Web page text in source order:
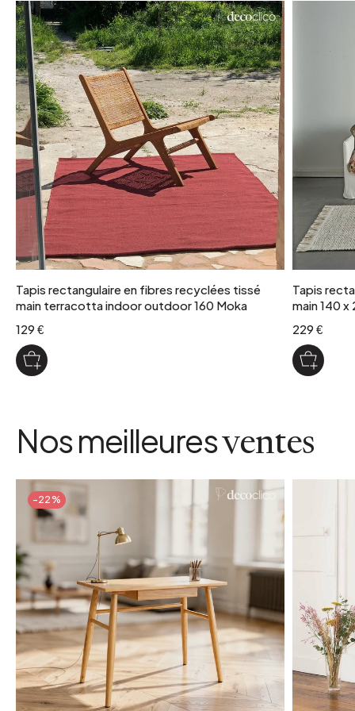
Tapis rectangulaire en fibres recyclées tissé
main terracotta indoor outdoor 160 Moka
129 €
Tapis
main 140
229 €
Nos meilleuresventes
-22%